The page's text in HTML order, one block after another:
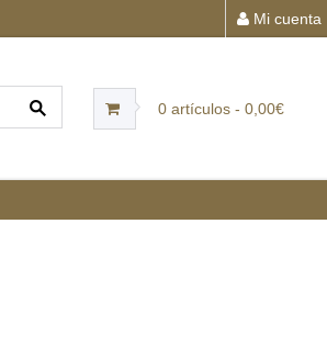
Mi cuenta
0 artículos - 0,00€